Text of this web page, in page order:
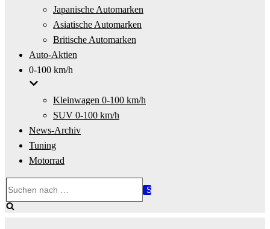
Japanische Automarken
Asiatische Automarken
Britische Automarken
Auto-Aktien
0-100 km/h
Kleinwagen 0-100 km/h
SUV 0-100 km/h
News-Archiv
Tuning
Motorrad
nach …